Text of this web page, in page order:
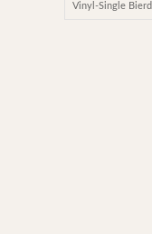
Vinyl-Single